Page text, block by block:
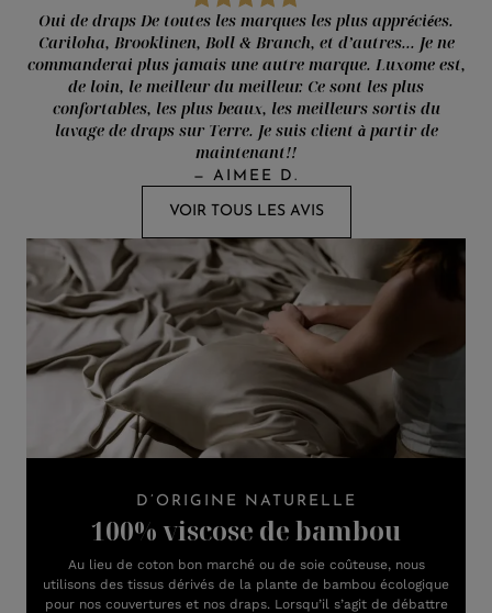
Oui de draps De toutes les marques les plus appréciées.
Cariloha, Brooklinen, Boll & Branch, et d’autres... Je ne
commanderai plus jamais une autre marque. Luxome est,
de loin, le meilleur du meilleur. Ce sont les plus
confortables, les plus beaux, les meilleurs sortis du
lavage de draps sur Terre. Je suis client à partir de
maintenant!!
— AIMEE D.
VOIR TOUS LES AVIS
D’ORIGINE NATURELLE
100% viscose de bambou
Au lieu de coton bon marché ou de soie coûteuse, nous
utilisons des tissus dérivés de la plante de bambou écologique
pour nos couvertures et nos draps. Lorsqu’il s’agit de débattre